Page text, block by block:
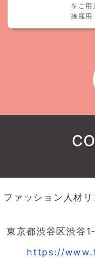
をご用
接雇用
ファッション人材
東京都渋谷区渋谷
https://